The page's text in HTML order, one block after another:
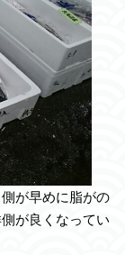
が早めに脂がの
が良くなってい